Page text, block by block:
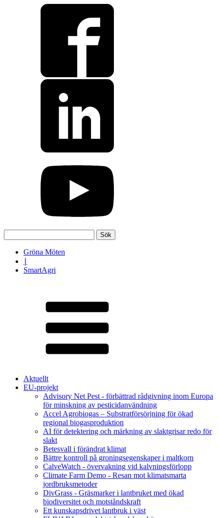
efter:
Gröna Möten
SmartAgri
Aktuellt
EU-projekt
Advisory Net Pest - förbättrad rådgivning inom Europa
för minskning av pesticidanvändning
Accel Agrobiogas – Substratförsörjning för ökad
regional biogasproduktion
AI för detektering och märkning av slaktgrisar redo för
slakt
Betesvall i förändrat klimat
Bättre kontroll på groningsegenskaper i maltkorn
CalveWatch - övervakning vid kalvningsförlopp
Climate Farm Demo - Resan mot klimatsmarta
jordbruksmetoder
DivGrass - Gräsmarker i lantbruket med ökad
biodiversitet och motståndskraft
Ett kunskapsdrivet lantbruk i väst